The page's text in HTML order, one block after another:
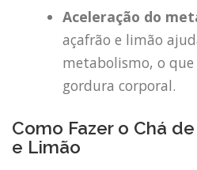
Aceleração do
açafrão e limão
metabolismo, o
gordura corporal.
Como Fazer o Chá
e Limão